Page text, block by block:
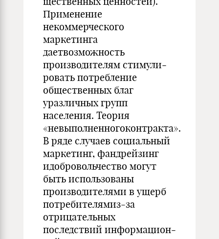
Применение
некоммерческого
маркетинга
даетвозможность
производителям стимули­
ровать потребление
общественных благ
уразличных групп
населения. Теория
«невыполненногоконтракта».
В ряде случаев социальный
маркетинг, фандрейзинг
идобровольчество могут
быть использованы
производителями в ущерб
потре­бителямиз-за
отрицательных
последствий информацион­